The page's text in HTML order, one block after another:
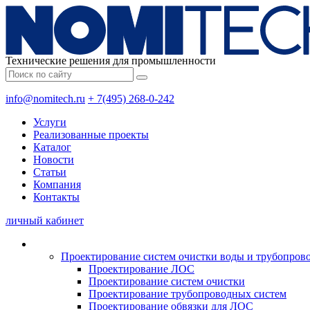
Технические решения для промышленности
info@nomitech.ru + 7(495) 268-0-242
Услуги
Реализованные проекты
Каталог
Новости
Статьи
Компания
Контакты
личный кабинет
Проектирование систем очистки воды и
Проектирование ЛОС
Проектирование систем очистки
Проектирование трубопроводных систем
Проектирование обвязки для ЛОС